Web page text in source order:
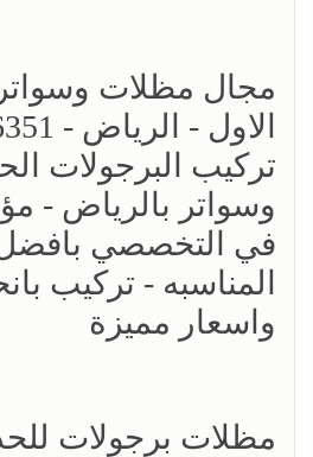
مجال مظلات وسواتر
تركيب البرجولات
وسواتر بالرياض -
في التخصصي بافضل
المناسبه - تركيب
واسعار مميزة
مظلات برجولات